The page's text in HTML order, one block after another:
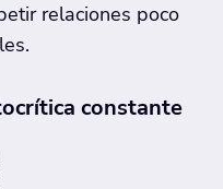
relaciones poco
constante